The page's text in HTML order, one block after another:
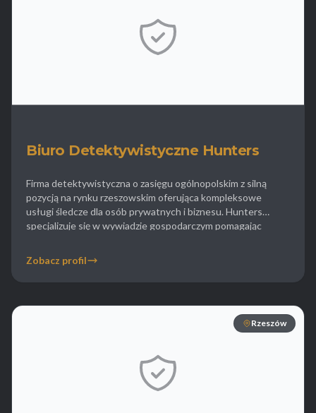
Biuro Detektywistyczne Hunters
Firma detektywistyczna o zasięgu ogólnopolskim z silną
pozycją na rynku rzeszowskim oferująca kompleksowe
usługi śledcze dla osób prywatnych i biznesu. Hunters
specjalizuje się w wywiadzie gospodarczym pomagając
kapitałowych. W ofercie dla klientów indywidualnych
znajduje się poszukiwanie osób zaginionych oraz
Zobacz profil
Rzeszów